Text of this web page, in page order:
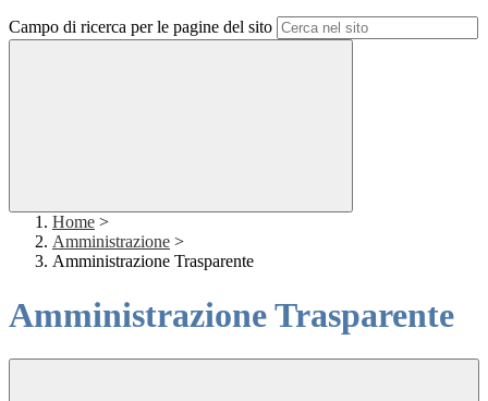
Campo di ricerca per le pagine del sito
Home >
Amministrazione >
Amministrazione Trasparente
Amministrazione Trasparente